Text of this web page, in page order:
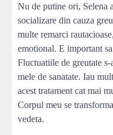
Nu de putine ori, Selena
socializare din cauza
multe remarci
emotional. E important
Fluctuatiile de greutate
mele de sanatate. Iau
acest tratament cat mai
Corpul meu se
vedeta.